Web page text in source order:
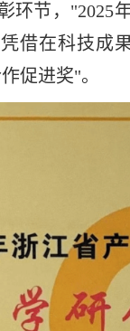
环节，"2025
借在科技成
促进奖"。